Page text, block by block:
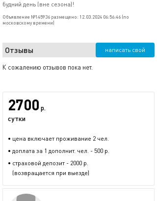
будний день (вне сезона)!
Объявление №145936 размещено: 12.03.2024 06:56:46 (по
московскому времени)
Отзывы написать свой
К сожалению отзывов пока нет.
2700 р.
сутки
• цена включает проживание 2 чел.
• доплата за 1 дополнит. чел. - 500 р.
• страховой депозит - 2000 р.
(возвращается при выезде)